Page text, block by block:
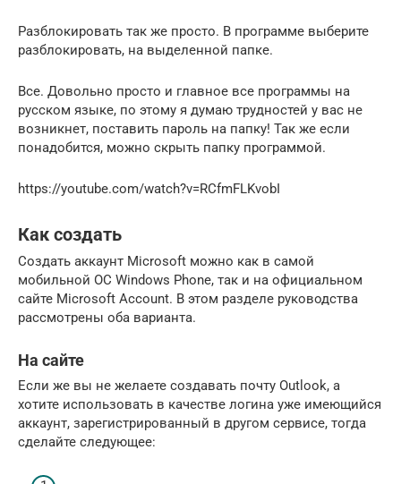
Разблокировать так же просто. В программе выберите
разблокировать, на выделенной папке.
Все. Довольно просто и главное все программы на
русском языке, по этому я думаю трудностей у вас не
возникнет, поставить пароль на папку! Так же если
понадобится, можно скрыть папку программой.
https://youtube.com/watch?v=RCfmFLKvobI
Как создать
Создать аккаунт Microsoft можно как в самой
мобильной ОС Windows Phone, так и на официальном
сайте Microsoft Account. В этом разделе руководства
рассмотрены оба варианта.
На сайте
Если же вы не желаете создавать почту Outlook, а
хотите использовать в качестве логина уже имеющийся
аккаунт, зарегистрированный в другом сервисе, тогда
сделайте следующее: